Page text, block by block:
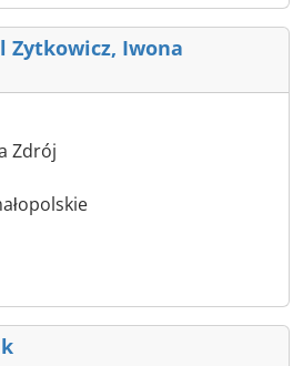
Zytkowicz, Iwona
Zdrój